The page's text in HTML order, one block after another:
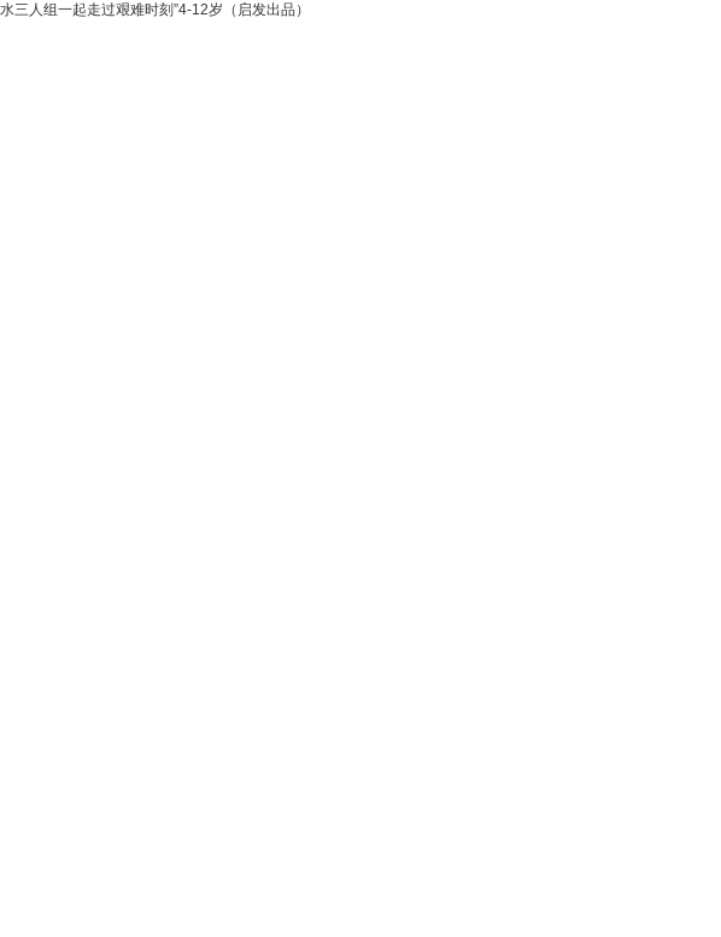
人组一起走过艰难时刻”4-12岁（启发出品）